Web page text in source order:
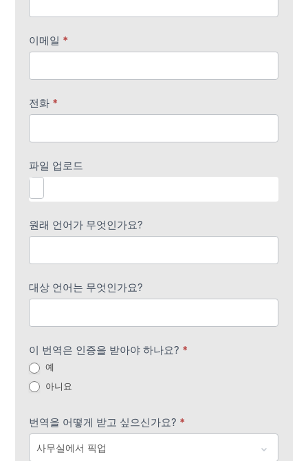
이메일 *
전화 *
파일 업로드
원래 언어가 무엇인가요?
대상 언어는 무엇인가요?
이 번역은 인증을 받아야 하나요? *
예
아니요
번역을 어떻게 받고 싶으신가요? *